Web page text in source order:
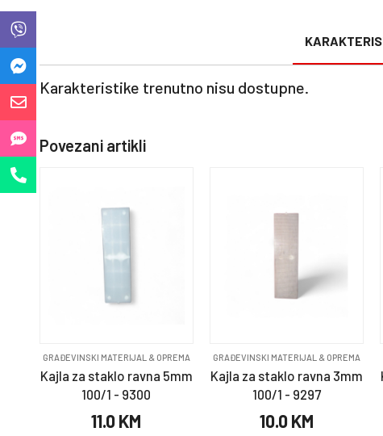
Karakteristike trenutno nisu dostupne.
Povezani artikli
GRAĐEVINSKI MATERIJAL & OPREMA
Kajla za staklo ravna 5mm
100/1 - 9300
11.0 KM
GRAĐEVINSKI MATERIJAL & OPREMA
Kajla za staklo ravna 3mm
100/1 - 9297
10.0 KM